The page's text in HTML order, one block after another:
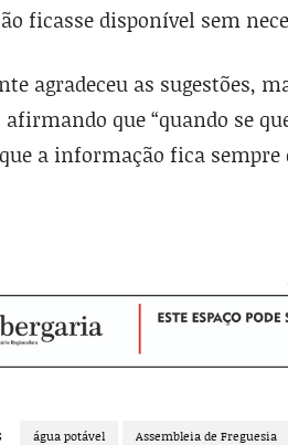
ficasse disponível sem
agradeceu as sugestões,
que “quando se
a informação fica
água potável Assembleia de Freguesia